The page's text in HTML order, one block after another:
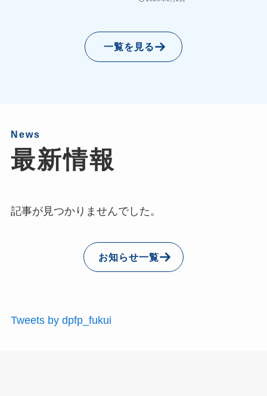
一覧を見る
News
最新情報
記事が見つかりませんでした。
お知らせ一覧
Tweets by dpfp_fukui